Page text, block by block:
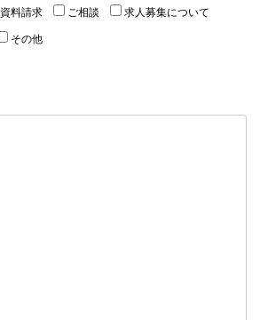
資料請求 ご相談
求人募集について
その他